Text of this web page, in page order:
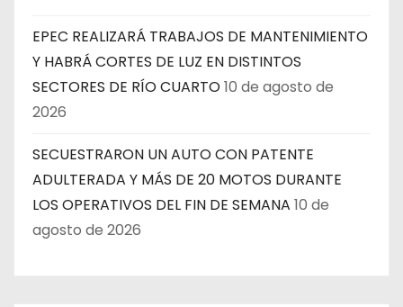
EPEC REALIZARÁ TRABAJOS DE MANTENIMIENTO
Y HABRÁ CORTES DE LUZ EN DISTINTOS
SECTORES DE RÍO CUARTO10 de agosto de
2026
SECUESTRARON UN AUTO CON PATENTE
ADULTERADA Y MÁS DE 20 MOTOS DURANTE
LOS OPERATIVOS DEL FIN DE SEMANA 10 de
agosto de 2026